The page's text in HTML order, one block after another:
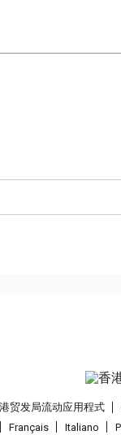
贸发局流动应用程式
Français Italiano